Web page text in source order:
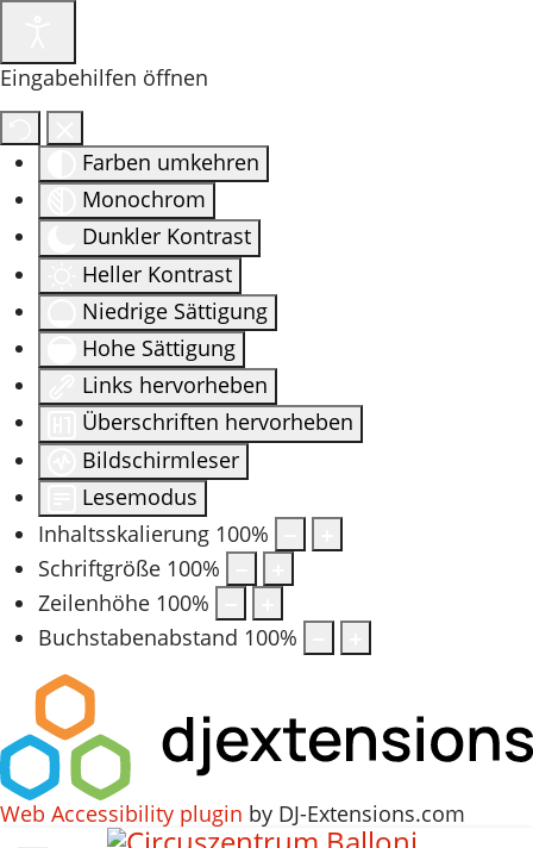
Eingabehilfen öffnen
Farben umkehren
Monochrom
Dunkler Kontrast
Heller Kontrast
Niedrige Sättigung
Hohe Sättigung
Links hervorheben
Überschriften hervorheben
Bildschirmleser
Lesemodus
Inhaltsskalierung 100%
Schriftgröße 100%
Zeilenhöhe 100%
Buchstabenabstand 100%
Web Accessibility plugin by DJ-Extensions.com
Vorheriges
Vorheriger
Nächstes
Nächstes